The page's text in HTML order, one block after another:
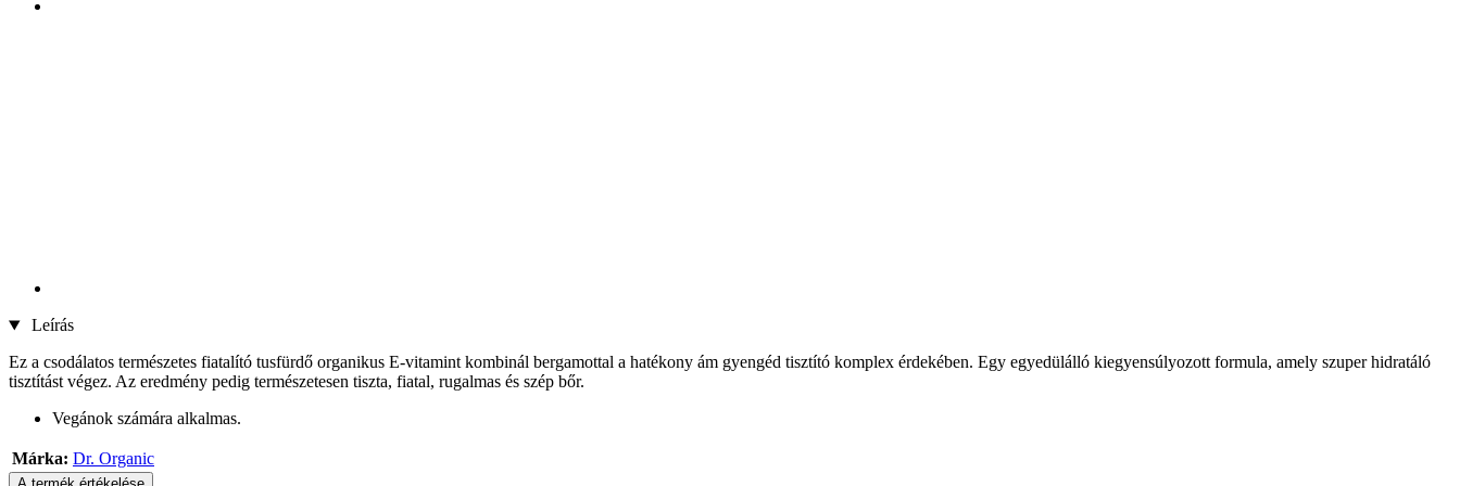
Leírás
Ez a csodálatos természetes fiatalító tusfürdő organikus E-vitamint kombinál bergamottal a hatékony ám gyengéd tisztító komplex érdekében. Egy egyedülálló kiegyensúlyozott formula, amely szuper hidratáló
tisztítást végez. Az eredmény pedig természetesen tiszta, fiatal, rugalmas és szép bőr.
Vegánok számára alkalmas.
Márka: Dr. Organic